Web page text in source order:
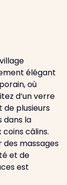
élégant
où
d’un verre
de plusieurs
dans la
câlins.
des massages
et de
est